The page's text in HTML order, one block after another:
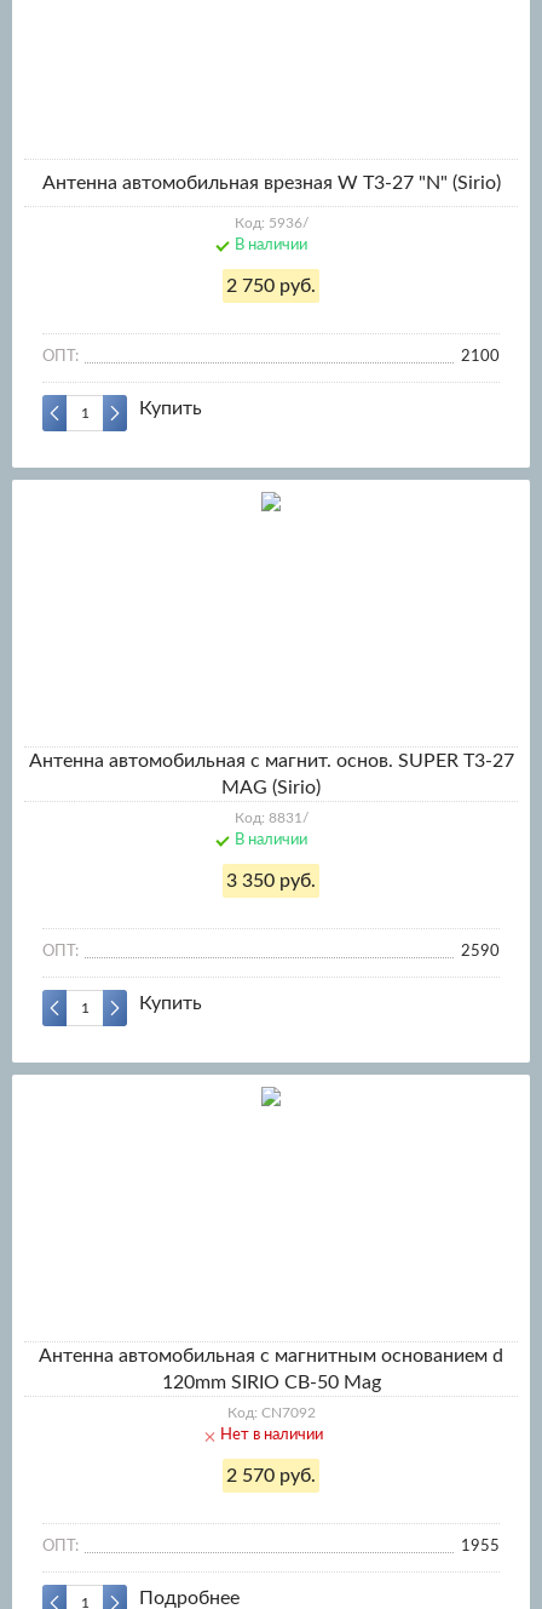
Антенна автомобильная врезная W T3-27 "N" (Sirio)
Код: 5936/
В наличии
2 750 руб.
ОПТ: 2100
Купить
Антенна автомобильная с магнит. основ. SUPER T3-27
MAG (Sirio)
Код: 8831/
В наличии
3 350 руб.
ОПТ: 2590
Купить
Антенна автомобильная с магнитным основанием d
120mm SIRIO CB-50 Mag
Код: CN7092
Нет в наличии
2 570 руб.
ОПТ: 1955
Подробнее